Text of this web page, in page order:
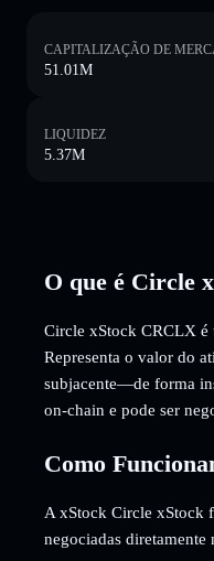
CAPITALIZAÇÃO DE
51.01M
LIQUIDEZ
5.37M
O que é Circle
Circle xStock CRCLX é
Representa o valor do
subjacente—de forma
on-chain e pode ser
Como
A xStock Circle xStock
negociadas diretamente